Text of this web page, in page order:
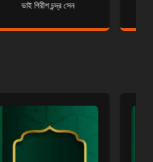
ভাই গিরীশ চন্দ্র সেন